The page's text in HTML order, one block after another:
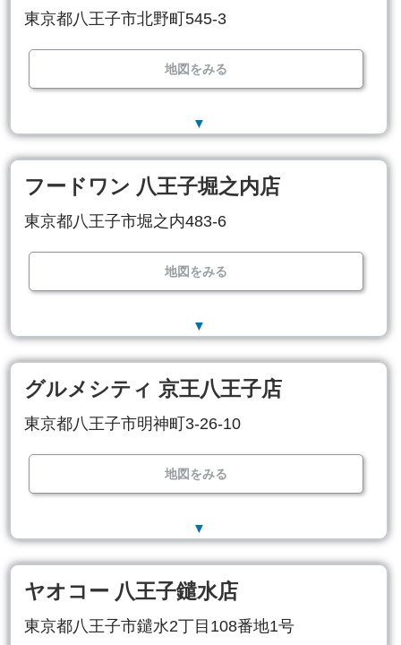
東京都八王子市北野町545-3
地図をみる
▼
フードワン 八王子堀之内店
東京都八王子市堀之内483-6
地図をみる
▼
グルメシティ 京王八王子店
東京都八王子市明神町3-26-10
地図をみる
▼
ヤオコー 八王子鑓水店
東京都八王子市鑓水2丁目108番地1号